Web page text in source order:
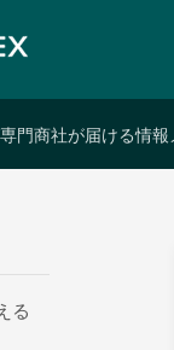
門商社が届ける情
る